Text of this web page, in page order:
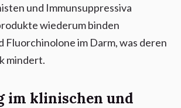
und Immunsuppressiva
wiederum binden
Fluorchinolone im Darm, was deren
mindert.
im klinischen und